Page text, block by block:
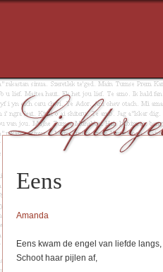
Eens
Amanda
Eens kwam de engel van liefde langs,
Schoot haar pijlen af,